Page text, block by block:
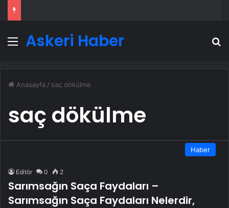
Menü
Askeri Haber
Anasayfa / saç dökülme
saç dökülme
Haber
Editör 0 2
Sarımsağın Saça Faydaları –
Sarımsağın Saça Faydaları Nelerdir,